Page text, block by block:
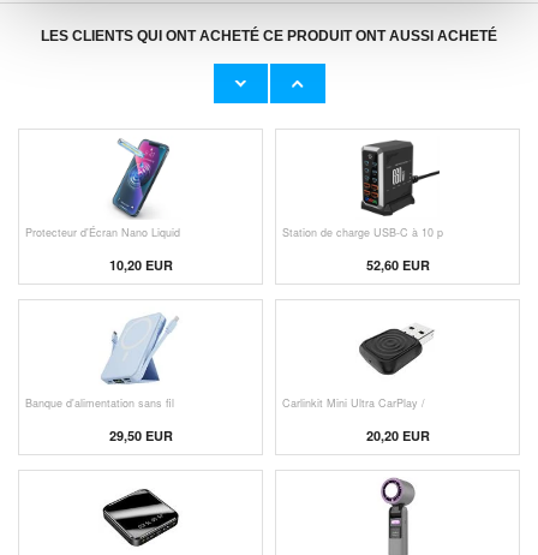
LES CLIENTS QUI ONT ACHETÉ CE PRODUIT ONT AUSSI ACHETÉ
Câble Apple Lightning d'Origin
Protecteur d'Écran Nano Liquid
10,20 EUR
Station de charge USB-C à 10 p
52,60 EUR
Banque d'alimentation sans fil
29,50 EUR
Carlinkit Mini Ultra CarPlay /
20,20 EUR